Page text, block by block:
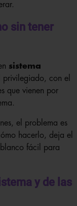
sin tener
sistema
privilegiado, con el
que vienen por
el problema es
hacerlo, deja el
fácil para
y de las